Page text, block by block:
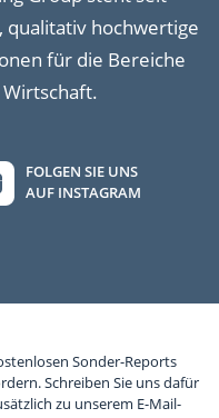
qualitativ hochwertige
für die Bereiche
FOLGEN SIE UNS
AUF INSTAGRAM
Sonder-Reports
Schreiben Sie uns dafür
zu unserem E-Mail-